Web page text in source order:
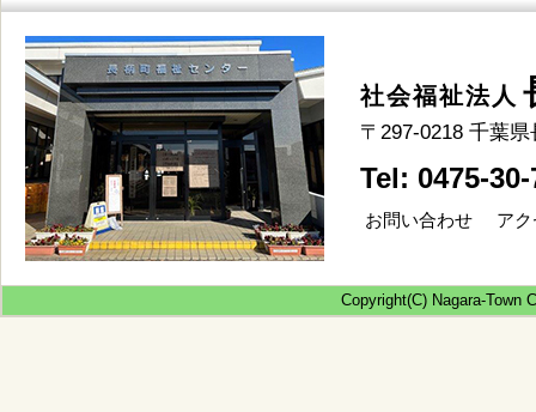
社会福祉法人
〒297-0218 千葉
Tel: 0475-
お問い合わせ ア
Copyright(C) Nagara-Town